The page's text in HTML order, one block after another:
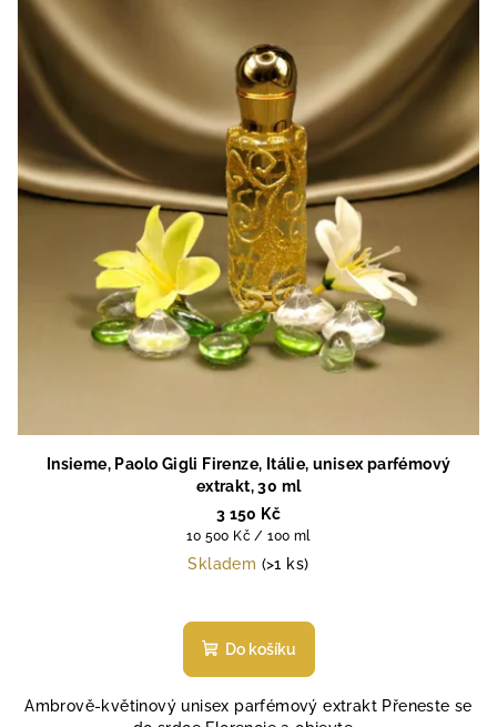
Insieme, Paolo Gigli Firenze, Itálie, unisex parfémový
extrakt, 30 ml
3 150 Kč
Měrná
cena:
10 500 Kč / 100 ml
Skladem (>1 ks)
hodnocení
produktu
z
Do košíku
Ambrově-květinový unisex parfémový extrakt Přeneste se